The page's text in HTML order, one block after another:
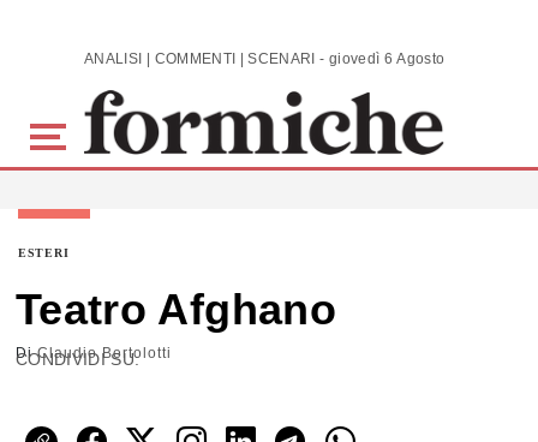
Skip to main content ANALISI | COMMENTI | SCENARI - giovedì 6 Agosto 2026
ESTERI
Teatro Afghano
DiClaudio Bertolotti
CONDIVIDI SU: